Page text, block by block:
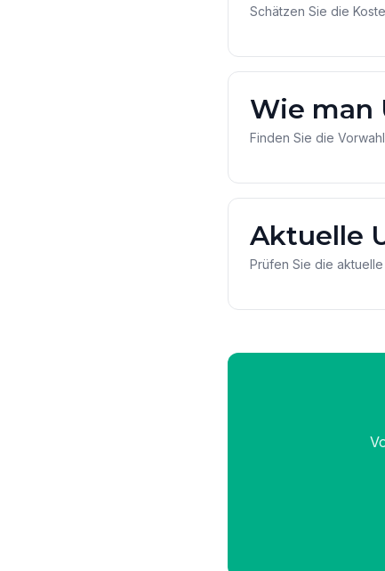
Schätzen Sie die
Wie man
Finden Sie die
Aktuelle
Prüfen Sie die